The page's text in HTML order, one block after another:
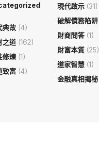
典故 (4)
之道 (162)
修煉 (1)
致富 (4)
現代啟示 (31)
破解債務陷阱
財商問答(1)
財富本質 (25)
道家智慧 (1)
金融真相揭秘